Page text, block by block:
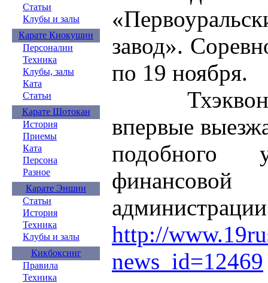
Статьи
Клубы и залы
Карате Киокушин
Персоналии
Техника
Клубы, залы
Ката
Статьи
Карате Шотокан
История
Приемы
Ката
Персона
Разное
Карате Эншин
Статьи
История
Техника
Клубы и залы
Кикбоксинг
Правила
Техника
завод».
по 19 ноября.
впервые
подобного
http://
news_id=12469